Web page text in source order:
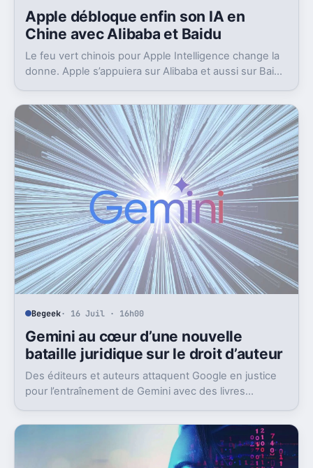
Apple débloque enfin son IA en
Chine avec Alibaba et Baidu
Le feu vert chinois pour Apple Intelligence change la
donne. Apple s’appuiera sur Alibaba et aussi sur Baidu
Begeek· 16 Juil · 16h00
Gemini au cœur d’une nouvelle
bataille juridique sur le droit d’auteur
Des éditeurs et auteurs attaquent Google en justice
pour l’entraînement de Gemini avec des livres